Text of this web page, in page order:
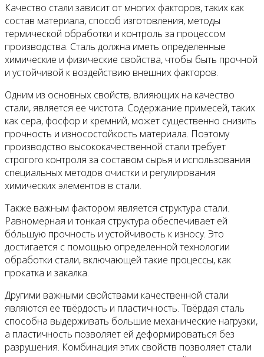
Качество стали зависит от многих факторов, таких как
состав материала, способ изготовления, методы
термической обработки и контроль за процессом
производства. Сталь должна иметь определенные
химические и физические свойства, чтобы быть прочной
и устойчивой к воздействию внешних факторов.
Одним из основных свойств, влияющих на качество
стали, является ее чистота. Содержание примесей, таких
как сера, фосфор и кремний, может существенно снизить
прочность и износостойкость материала. Поэтому
производство высококачественной стали требует
строгого контроля за составом сырья и использования
специальных методов очистки и регулирования
химических элементов в стали.
Также важным фактором является структура стали.
Равномерная и тонкая структура обеспечивает ей
бóльшую прочность и устойчивость к износу. Это
достигается с помощью определенной технологии
обработки стали, включающей такие процессы, как
прокатка и закалка.
Другими важными свойствами качественной стали
являются ее твёрдость и пластичность. Твёрдая сталь
способна выдерживать большие механические нагрузки,
а пластичность позволяет ей деформироваться без
разрушения. Комбинация этих свойств позволяет стали